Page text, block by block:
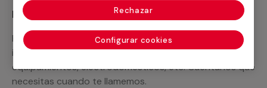
Recuerda que en MULTIMAP
Podemos ofrecer cualquier servicio a medida
incluyendo todo lo que necesites: materiales,
equipamientos, electrodomésticos, etc. Cuéntanos que
necesitas cuando te llamemos.
Configurar cookies
Rechazar